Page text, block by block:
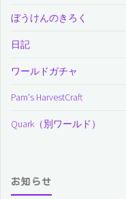
ぼうけんのきろく
日記
ワールドガチャ
Pam's HarvestCraft
Quark（別ワールド）
お知らせ